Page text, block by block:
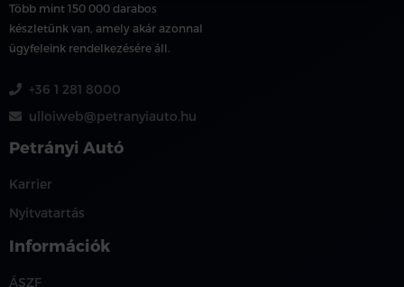
Több mint 150 000 darabos
készletünk van, amely akár azonnal
ügyfeleink rendelkezésére áll.
+36 1 281 8000
ulloiweb@petranyiauto.hu
Petrányi Autó
Karrier
Nyitvatartás
Információk
ÁSZF